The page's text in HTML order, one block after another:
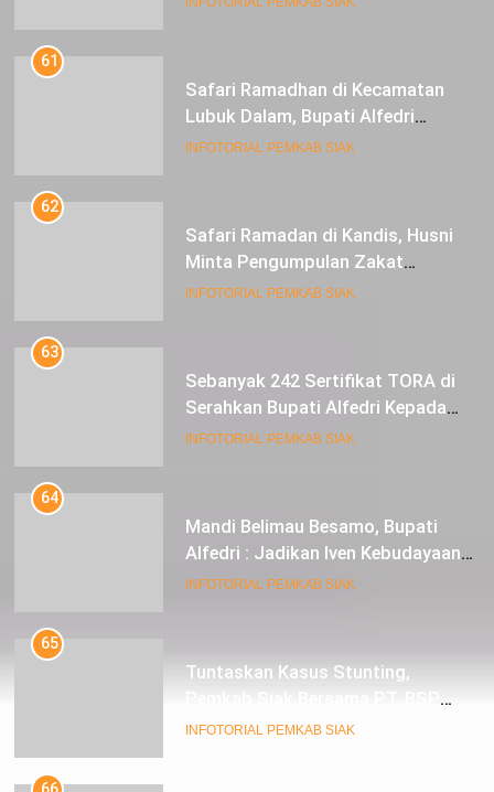
61
Safari Ramadhan di Kecamatan
Lubuk Dalam, Bupati Alfedri
Mengingatkan Masyarakat
INFOTORIAL PEMKAB SIAK
62
Safari Ramadan di Kandis, Husni
Minta Pengumpulan Zakat
Meningkat
INFOTORIAL PEMKAB SIAK
63
Sebanyak 242 Sertifikat TORA di
Serahkan Bupati Alfedri Kepada
Masyarakat Kerinci Kiri
INFOTORIAL PEMKAB SIAK
64
Mandi Belimau Besamo, Bupati
Alfedri : Jadikan Iven Kebudayaan
tahunan di Kabupaten Siak
INFOTORIAL PEMKAB SIAK
65
Tuntaskan Kasus Stunting,
Siap Berkolaborasi
INFOTORIAL PEMKAB SIAK